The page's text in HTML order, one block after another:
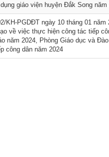
giáo viện huyện Đắk Song năm
KH-PGDĐT ngày 10 tháng 01 năm
về việc thực hiện công tác tiếp
năm 2024, Phòng Giáo dục và
công dân năm 2024